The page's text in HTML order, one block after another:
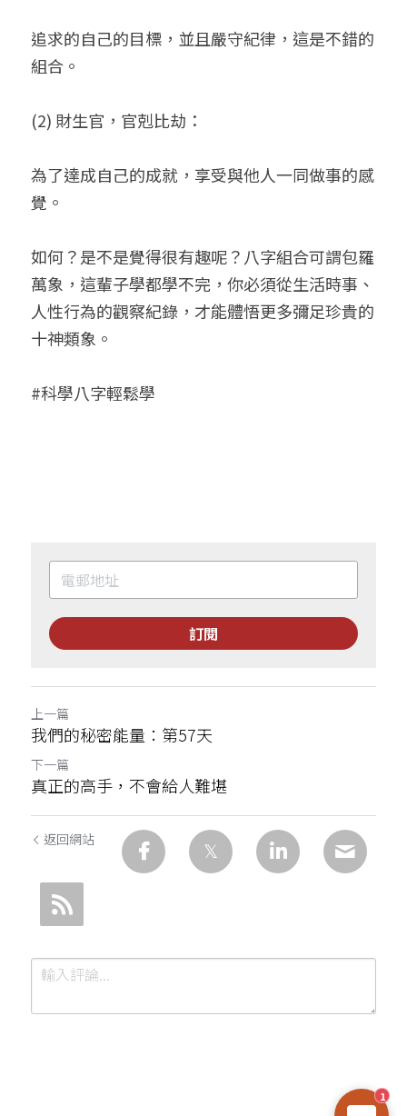
追求的自己的目標，並且嚴守紀律，這是不錯的
組合。
(2) 財生官，官剋比劫：
為了達成自己的成就，享受與他人一同做事的感
覺。
如何？是不是覺得很有趣呢？八字組合可謂包羅
萬象，這輩子學都學不完，你必須從生活時事、
人性行為的觀察紀錄，才能體悟更多彌足珍貴的
十神類象。
#科學八字輕鬆學
訂閱
上一篇
我們的秘密能量：第57天
下一篇
真正的高手，不會給人難堪
返回網站
1